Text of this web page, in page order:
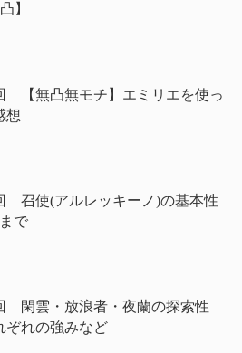
】
【無凸無モチ】エミリエを使っ
想
召使(アルレッキーノ)の基本性
で
閑雲・放浪者・夜蘭の探索性
れの強みなど